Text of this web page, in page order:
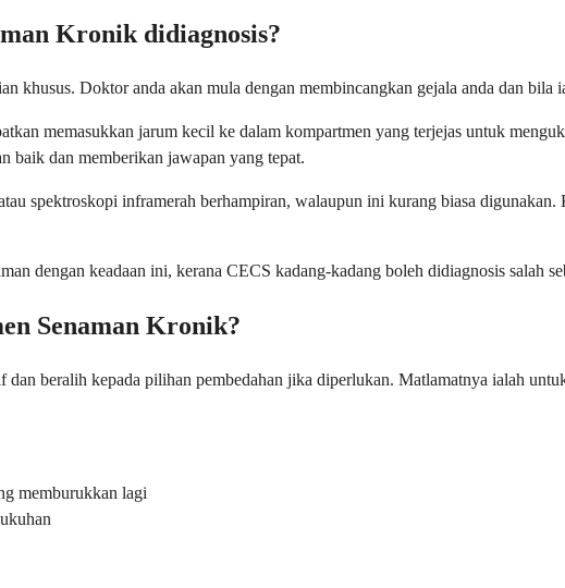
Kronik didiagnosis?
khusus. Doktor anda akan mula dengan membincangkan gejala anda dan bila
memasukkan jarum kecil ke dalam kompartmen yang terjejas untuk
baik dan memberikan jawapan yang tepat.
spektroskopi inframerah berhampiran, walaupun ini kurang biasa digunakan.
dengan keadaan ini, kerana CECS kadang-kadang boleh didiagnosis salah
Senaman Kronik?
beralih kepada pilihan pembedahan jika diperlukan. Matlamatnya ialah
memburukkan lagi